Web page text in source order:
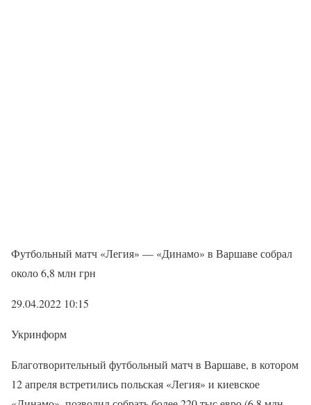
Футбольный матч «Легия» — «Динамо» в Варшаве собрал
около 6,8 млн грн
29.04.2022 10:15
Укринформ
Благотворительный футбольный матч в Варшаве, в котором
12 апреля встретились польская «Легия» и киевское